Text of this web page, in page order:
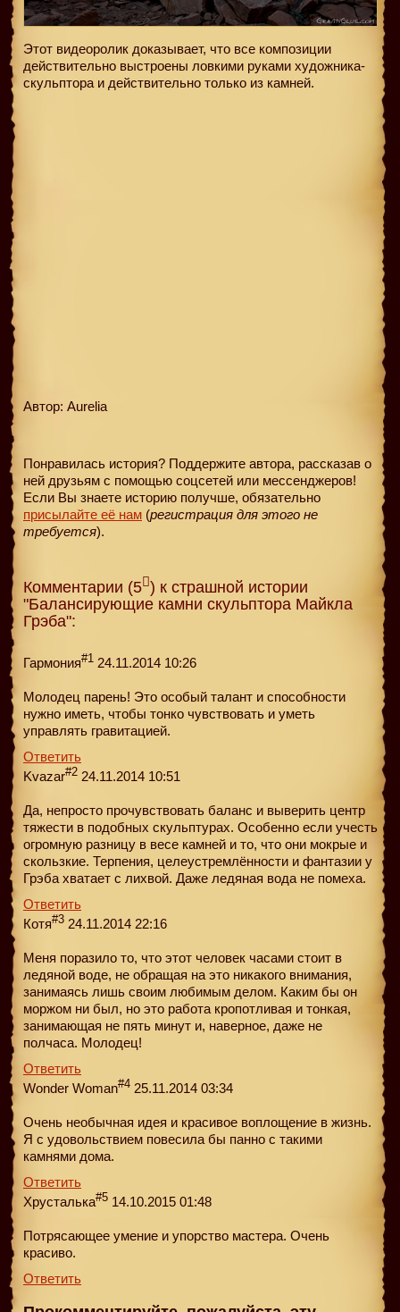
Этот видеоролик доказывает, что все композиции
действительно выстроены ловкими руками художника-
скульптора и действительно только из камней.
Автор: Aurelia
Понравилась история? Поддержите автора, рассказав о
ней друзьям с помощью соцсетей или мессенджеров!
Если Вы знаете историю получше, обязательно
присылайте её нам (регистрация для этого не
требуется).
Комментарии (5 ) к страшной истории
"Балансирующие камни скульптора Майкла
Грэба":
Гармония#1 24.11.2014 10:26
Молодец парень! Это особый талант и способности
нужно иметь, чтобы тонко чувствовать и уметь
управлять гравитацией.
Ответить
Kvazar#2 24.11.2014 10:51
Да, непросто прочувствовать баланс и выверить центр
тяжести в подобных скульптурах. Особенно если учесть
огромную разницу в весе камней и то, что они мокрые и
скользкие. Терпения, целеустремлённости и фантазии у
Грэба хватает с лихвой. Даже ледяная вода не помеха.
Ответить
Котя#3 24.11.2014 22:16
Меня поразило то, что этот человек часами стоит в
ледяной воде, не обращая на это никакого внимания,
занимаясь лишь своим любимым делом. Каким бы он
моржом ни был, но это работа кропотливая и тонкая,
занимающая не пять минут и, наверное, даже не
полчаса. Молодец!
Ответить
Wonder Woman#4 25.11.2014 03:34
Очень необычная идея и красивое воплощение в жизнь.
Я с удовольствием повесила бы панно с такими
камнями дома.
Ответить
Хрусталька#5 14.10.2015 01:48
Потрясающее умение и упорство мастера. Очень
красиво.
Ответить